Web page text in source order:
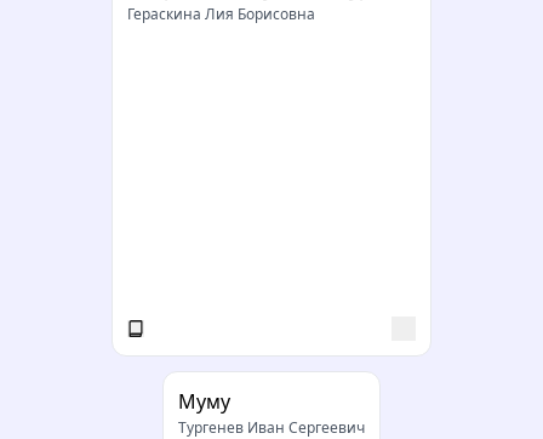
Гераскина Лия Борисовна
Муму
Тургенев Иван Сергеевич